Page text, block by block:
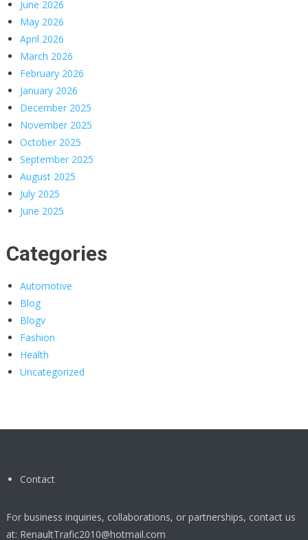
June 2026
May 2026
April 2026
March 2026
February 2026
January 2026
December 2025
November 2025
October 2025
September 2025
August 2025
July 2025
June 2025
Categories
Automotive
Blog
Blogv
Fashion
Health
Uncategorized
Contact
For business inquiries, collaborations, or partnerships, contact us
at: RenaultTrafic2010@hotmail.com